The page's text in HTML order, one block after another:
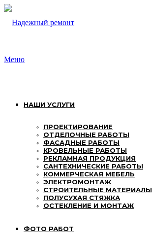
Перейти
содержимому
Меню
НАШИ УСЛУГИ
ПРОЕКТИРОВАНИЕ
ОТДЕЛОЧНЫЕ РАБОТЫ
ФАСАДНЫЕ РАБОТЫ
КРОВЕЛЬНЫЕ РАБОТЫ
РЕКЛАМНАЯ ПРОДУКЦИЯ
САНТЕХНИЧЕСКИЕ РАБОТЫ
КОММЕРЧЕСКАЯ МЕБЕЛЬ
ЭЛЕКТРОМОНТАЖ
СТРОИТЕЛЬНЫЕ МАТЕРИАЛЫ
ПОЛУСУХАЯ СТЯЖКА
ОСТЕКЛЕНИЕ И МОНТАЖ
ФОТО РАБОТ